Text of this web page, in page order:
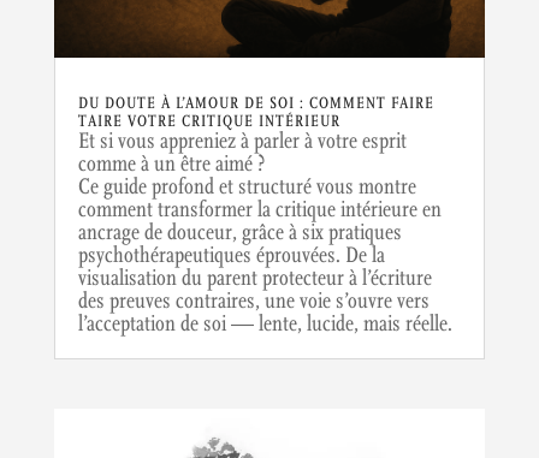
DU DOUTE À L’AMOUR DE SOI : COMMENT FAIRE
TAIRE VOTRE CRITIQUE INTÉRIEUR
Et si vous appreniez à parler à votre esprit
comme à un être aimé ?
Ce guide profond et structuré vous montre
comment transformer la critique intérieure en
ancrage de douceur, grâce à six pratiques
psychothérapeutiques éprouvées. De la
visualisation du parent protecteur à l’écriture
des preuves contraires, une voie s’ouvre vers
l’acceptation de soi — lente, lucide, mais réelle.